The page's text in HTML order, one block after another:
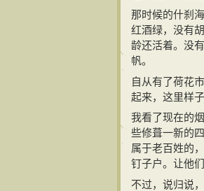
那时候的什刹
红酒绿，没有
龄还活着。没
帆。
自从有了荷花
起来，这里样子
我看了现在的
些修葺一新的
属于老百姓的
钉子户。让他
不过，说归说